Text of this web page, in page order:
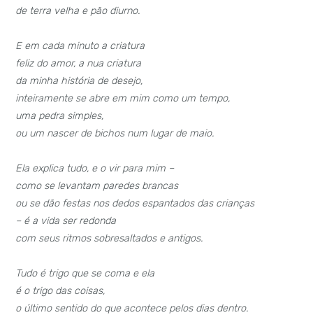
de terra velha e pão diurno.
E em cada minuto a criatura
feliz do amor, a nua criatura
da minha história de desejo,
inteiramente se abre em mim como um tempo,
uma pedra simples,
ou um nascer de bichos num lugar de maio.
Ela explica tudo, e o vir para mim –
como se levantam paredes brancas
ou se dão festas nos dedos espantados das crianças
– é a vida ser redonda
com seus ritmos sobresaltados e antigos.
Tudo é trigo que se coma e ela
é o trigo das coisas,
o último sentido do que acontece pelos dias dentro.